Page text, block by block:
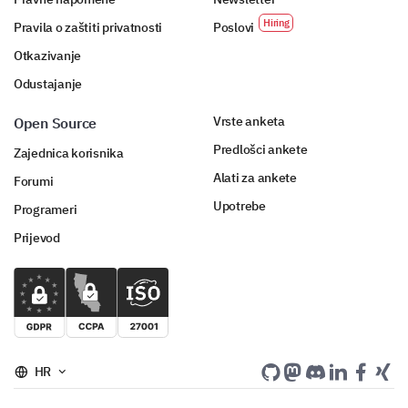
Pravila o zaštiti privatnosti
Otkazivanje
Odustajanje
Poslovi
Open Source
Zajednica korisnika
Forumi
Programeri
Prijevod
Vrste anketa
Predlošci ankete
Alati za ankete
Upotrebe
HR